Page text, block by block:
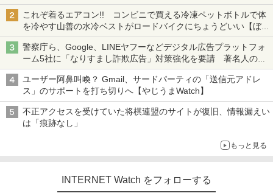
も、持ち替えずに書き込める
これぞ着るエアコン!! コンビニで買える冷凍ペットボトルで体
を冷やす山善の水冷ベストがロードバイクにちょうどいい【ぼっ
ち・ざ・ろーど！その14】【空いた時間でなにしてる？】
警察庁ら、Google、LINEヤフーなどデジタル広告プラットフォ
ーム5社に「なりすまし詐欺広告」対策強化を要請 著名人の写
真や映像を使った投資詐欺などへの対策として
ユーザー阿鼻叫喚？ Gmail、サードパーティの「送信元アドレ
ス」のサポートを打ち切りへ【やじうまWatch】
不正アクセスを受けていた将棋連盟のサイトが復旧、情報漏えい
は「痕跡なし」
もっと見る
INTERNET Watch をフォローする